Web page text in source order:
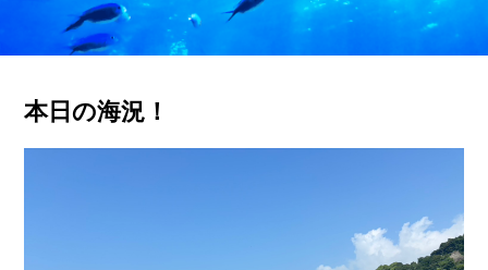
o
本日の海況！